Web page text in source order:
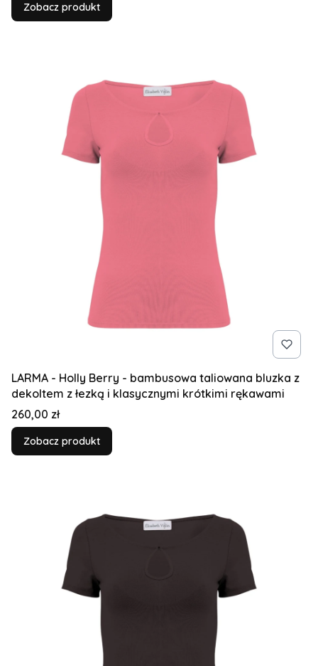
Zobacz produkt
LARMA - Holly Berry - bambusowa taliowana bluzka z
dekoltem z łezką i klasycznymi krótkimi rękawami
Cena
260,00 zł
Zobacz produkt